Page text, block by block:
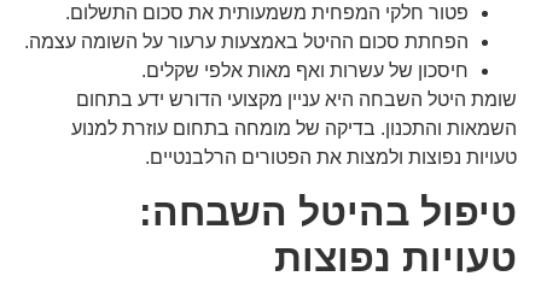
פטור חלקי המפחית משמעותית את סכום התשלום.
הפחתת סכום ההיטל באמצעות ערעור על השומה עצמה.
חיסכון של עשרות ואף מאות אלפי שקלים.
שומת היטל השבחה היא עניין מקצועי הדורש ידע בתחום
השמאות והתכנון. בדיקה של מומחה בתחום עוזרת למנוע
טעויות נפוצות ולמצות את הפטורים הרלבנטיים.
טיפול בהיטל השבחה:
טעויות נפוצות